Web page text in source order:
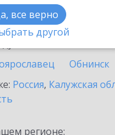
все верно
другой
информационными
Обнинск
Россия, Калужская
регионе: